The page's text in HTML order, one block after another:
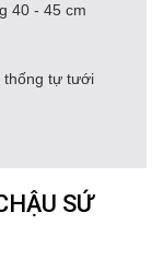
40 - 45 cm
thống tự tưới
SỨ